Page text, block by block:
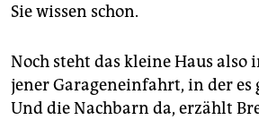
Sie wissen schon.
Noch steht das kleine Haus also
jener Garageneinfahrt, in der es
Und die Nachbarn da, erzählt